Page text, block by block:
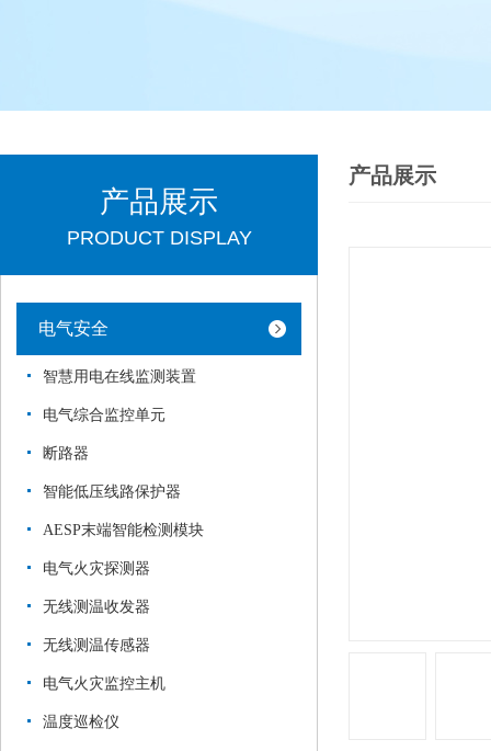
产品展示
PRODUCT DISPLAY
电气安全
智慧用电在线监测装置
电气综合监控单元
断路器
智能低压线路保护器
AESP末端智能检测模块
电气火灾探测器
无线测温收发器
无线测温传感器
电气火灾监控主机
温度巡检仪
产品展示